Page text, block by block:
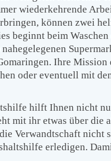
wiederkehrende
können zwei
beginnt beim
Ihre Mission
oder eventuell mit
hilft Ihnen nicht
mit ihr etwas über die
Verwandtschaft nicht
erledigen.